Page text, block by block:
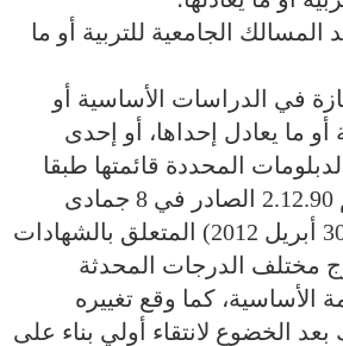
المسالك الجامعية للتربية أو ما
في الدراسات الأساسية أو
أو ما يعادل إحداها، أو إحدى
المحددة قائمتها طبقا
للمرسوم رقم 2.12.90 الصادر في 8 جمادى
الآخرة 1433 (30 أبريل 2012) المتعلق بالشهادات
مختلف الدرجات المحدثة
الأساسية، كما وقع تغييره
بعد الخضوع لانتقاء أولي بناء على